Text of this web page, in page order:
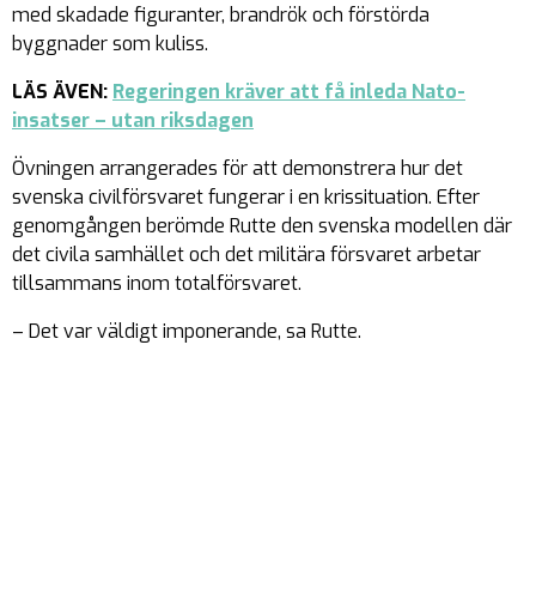
med skadade figuranter, brandrök och förstörda
byggnader som kuliss.
LÄS ÄVEN: Regeringen kräver att få inleda Nato-
insatser – utan riksdagen
Övningen arrangerades för att demonstrera hur det
svenska civilförsvaret fungerar i en krissituation. Efter
genomgången berömde Rutte den svenska modellen där
det civila samhället och det militära försvaret arbetar
tillsammans inom totalförsvaret.
– Det var väldigt imponerande, sa Rutte.